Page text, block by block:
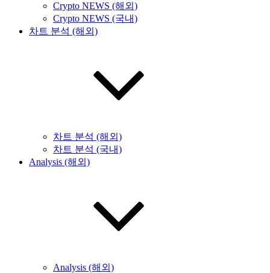
Crypto NEWS (해외)
Crypto NEWS (국내)
차트 분석 (해외)
차트 분석 (해외)
차트 분석 (국내)
Analysis (해외)
Analysis (해외)